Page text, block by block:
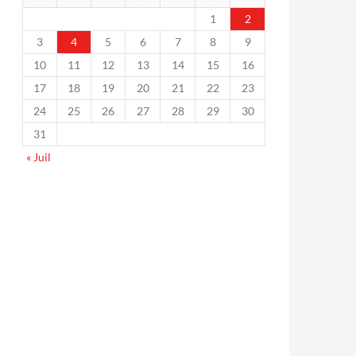
1
2
3
4 5 6 7 8
9
10
11 12 13 14 15
16
17
18 19 20 21 22
23
24
25 26 27 28 29
30
31
« Juil